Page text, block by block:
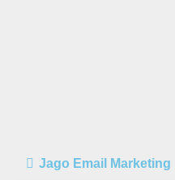
Jago Email Marketing